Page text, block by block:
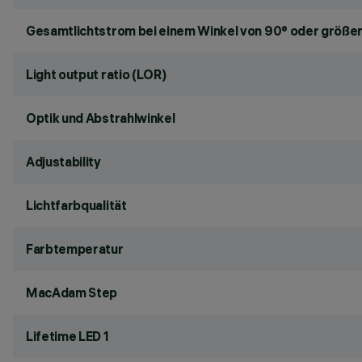
Gesamtlichtstrom bei einem Winkel von 90° oder
Light output ratio (LOR)
Optik und Abstrahlwinkel
Adjustability
Lichtfarbqualität
Farbtemperatur
MacAdam Step
Lifetime LED 1